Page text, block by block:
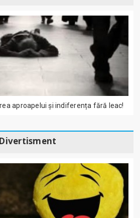
aproapelui și indiferența fără leac!
Divertisment